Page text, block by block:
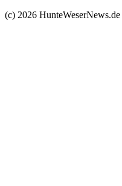
(c) 2026 HunteWeserNews.de